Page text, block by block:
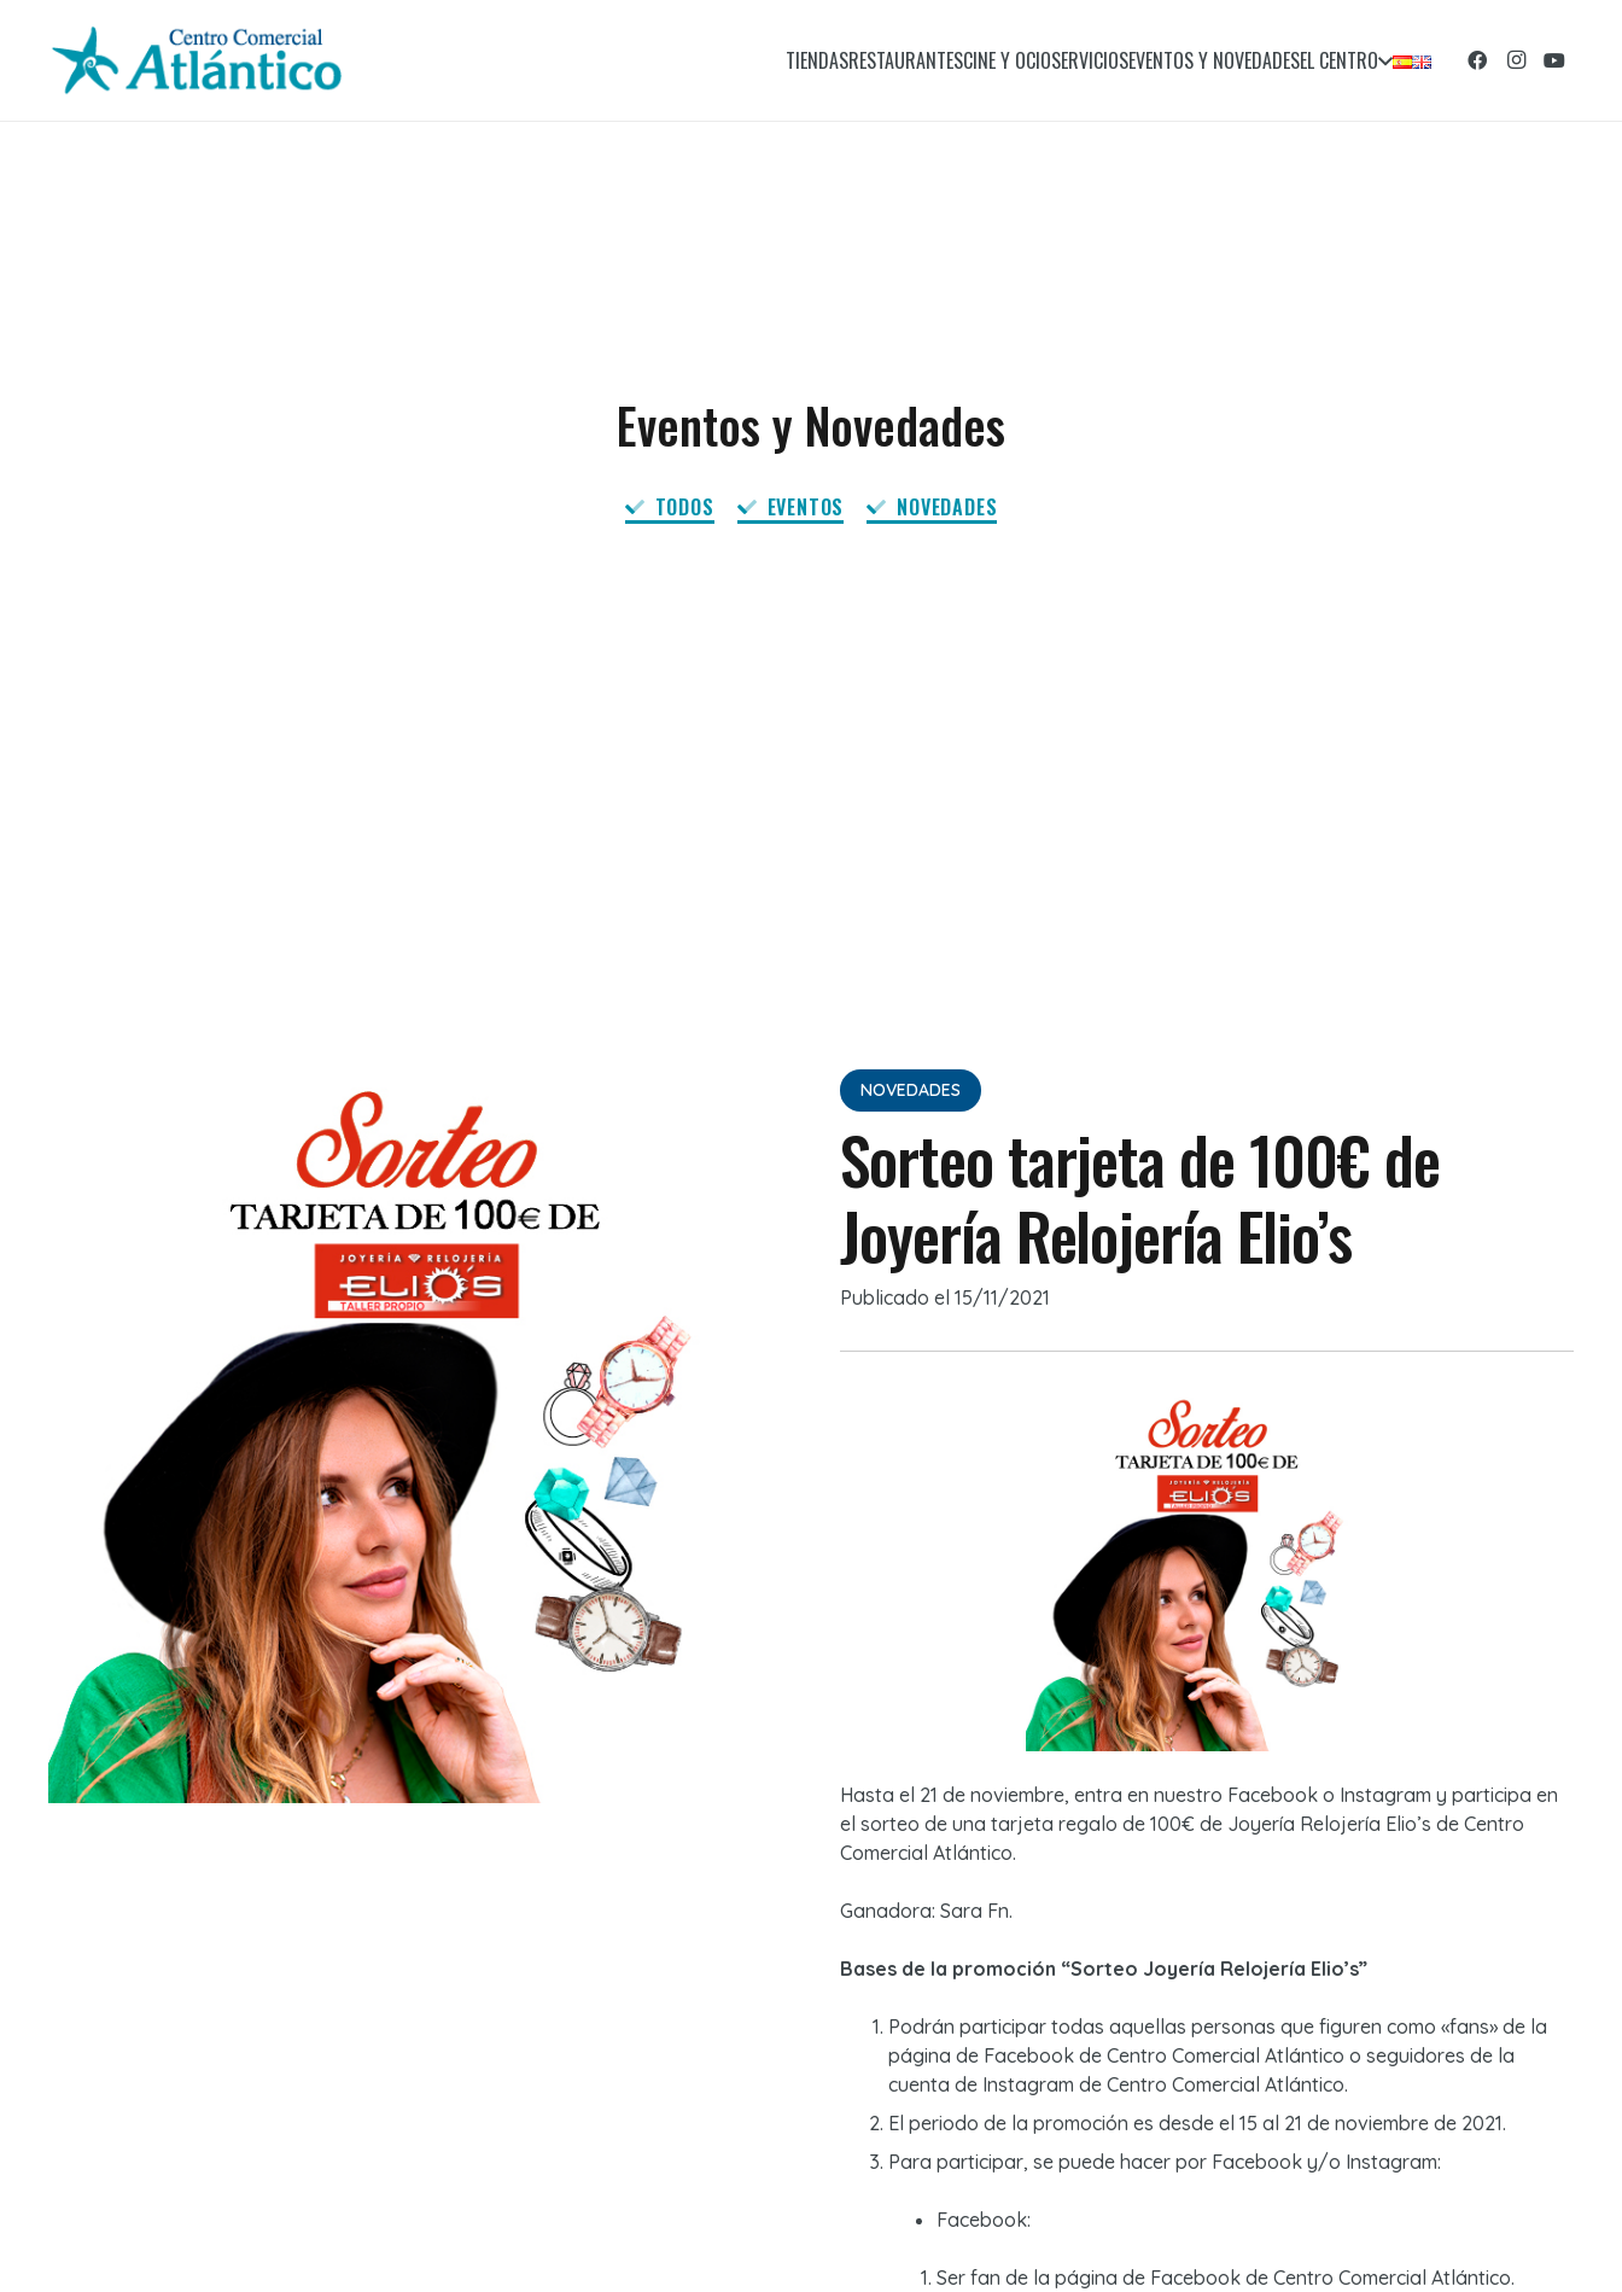
TIENDASRESTAURANTESCINE Y OCIOSERVICIOSEVENTOS Y NOVEDADESEL CENTRO
Eventos y Novedades
TODOS EVENTOS NOVEDADES
NOVEDADES
Sorteo tarjeta de 100€ de
Joyería Relojería Elio’s
Publicado el 15/11/2021
Hasta el 21 de noviembre, entra en nuestro Facebook o Instagram y participa en
el sorteo de una tarjeta regalo de 100€ de Joyería Relojería Elio’s de Centro
Comercial Atlántico.
Ganadora: Sara Fn.
Bases de la promoción “Sorteo Joyería Relojería Elio’s”
Podrán participar todas aquellas personas que figuren como «fans» de la
página de Facebook de Centro Comercial Atlántico o seguidores de la
cuenta de Instagram de Centro Comercial Atlántico.
El periodo de la promoción es desde el 15 al 21 de noviembre de 2021.
Para participar, se puede hacer por Facebook y/o Instagram:
Facebook:
Ser fan de la página de Facebook de Centro Comercial Atlántico.